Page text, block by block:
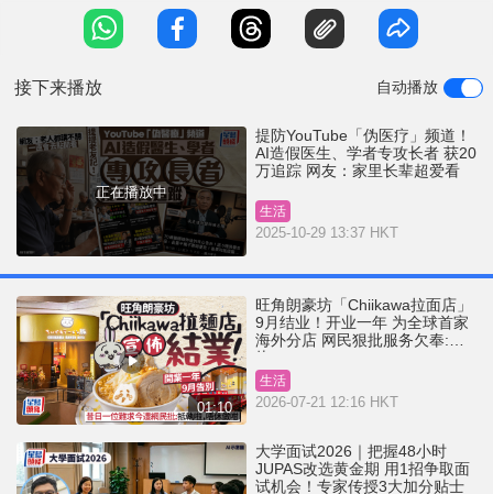
订阅者，许多长辈沉迷其中，引发广泛担忧。
YouTube「 AI造假医生频道」 获20万追踪 网友：长
接下来播放 自动播放
正在播放中
提防YouTube「伪医疗」频道！
AI造假医生、学者专攻长者 获20
万追踪 网友：家里长辈超爱看
生活
2025-10-29 13:37 HKT
01:10
旺角朗豪坊「Chiikawa拉面店」
9月结业！开业一年 为全球首家
海外分店 网民狠批服务欠奉:抵
执
生活
2026-07-21 12:16 HKT
大学面试2026｜把握48小时
JUPAS改选黄金期 用1招争取面
试机会！专家传授3大加分贴士